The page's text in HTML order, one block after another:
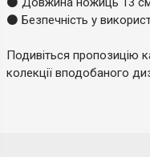
⚫ Безпечність у
Подивіться пропозицію
колекції вподобаного